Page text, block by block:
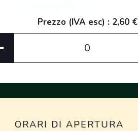
Prezzo (IVA esc) : 2,60 €
ORARI DI APERTURA